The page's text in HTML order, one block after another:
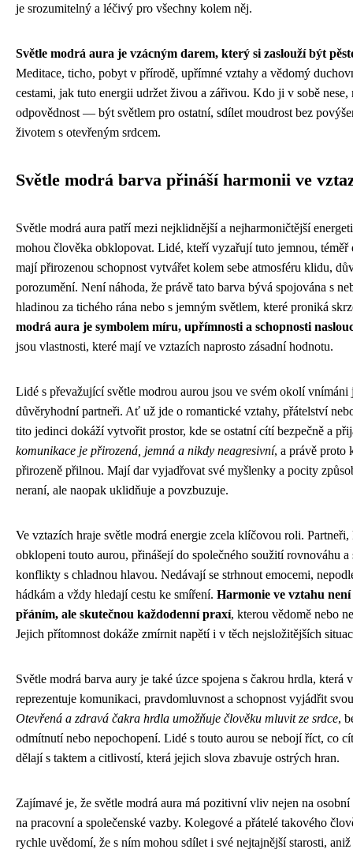
je srozumitelný a léčivý pro všechny kolem něj.
Světle modrá aura je vzácným darem, který si zaslouží být
Meditace, ticho, pobyt v přírodě, upřímné vztahy a vědomý
cestami, jak tuto energii udržet živou a zářivou. Kdo ji v sobě nese,
odpovědnost — být světlem pro ostatní, sdílet moudrost bez
životem s otevřeným srdcem.
Světle modrá barva přináší harmonii ve
Světle modrá aura patří mezi nejklidnější a nejharmoničtější
mohou člověka obklopovat. Lidé, kteří vyzařují tuto jemnou, téměř
mají přirozenou schopnost vytvářet kolem sebe atmosféru klidu,
porozumění. Není náhoda, že právě tato barva bývá spojována s
hladinou za tichého rána nebo s jemným světlem, které proniká
modrá aura je symbolem míru, upřímnosti a schopnosti
jsou vlastnosti, které mají ve vztazích naprosto zásadní hodnotu.
Lidé s převažující světle modrou aurou jsou ve svém okolí vnímáni
důvěryhodní partneři. Ať už jde o romantické vztahy, přátelství
tito jedinci dokáží vytvořit prostor, kde se ostatní cítí bezpečně a
komunikace je přirozená, jemná a nikdy neagresivní, a právě proto
přirozeně přilnou. Mají dar vyjadřovat své myšlenky a pocity
neraní, ale naopak uklidňuje a povzbuzuje.
Ve vztazích hraje světle modrá energie zcela klíčovou roli. Partneři,
obklopeni touto aurou, přinášejí do společného soužití rovnováhu a
konflikty s chladnou hlavou. Nedávají se strhnout emocemi,
hádkám a vždy hledají cestu ke smíření. Harmonie ve vztahu
přáním, ale skutečnou každodenní praxí, kterou vědomě nebo
Jejich přítomnost dokáže zmírnit napětí i v těch nejsložitějších
Světle modrá barva aury je také úzce spojena s čakrou hrdla, která
reprezentuje komunikaci, pravdomluvnost a schopnost vyjádřit
Otevřená a zdravá čakra hrdla umožňuje člověku mluvit ze srdce,
odmítnutí nebo nepochopení. Lidé s touto aurou se nebojí říct, co
dělají s taktem a citlivostí, která jejich slova zbavuje ostrých hran.
Zajímavé je, že světle modrá aura má pozitivní vliv nejen na osobní
na pracovní a společenské vazby. Kolegové a přátelé takového
rychle uvědomí, že s ním mohou sdílet i své nejtajnější starosti,